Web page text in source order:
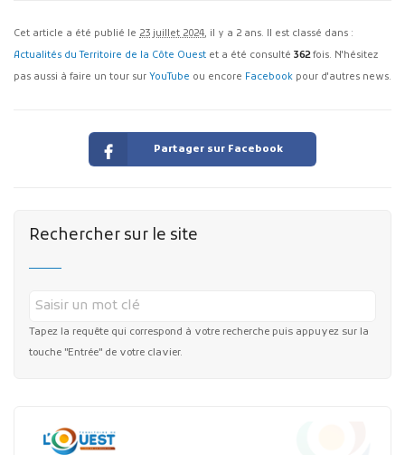
Cet article a été publié le 23 juillet 2024, il y a 2 ans. Il est classé dans :
Actualités du Territoire de la Côte Ouest et a été consulté 362fois. N'hésitez
pas aussi à faire un tour sur YouTube ou encore Facebook pour d'autres news.
Partager sur Facebook
Rechercher sur le site
Tapez la requête qui correspond à votre recherche puis appuyez sur la
touche "Entrée" de votre clavier.